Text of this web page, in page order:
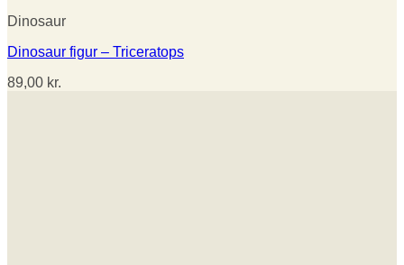
Dinosaur
Dinosaur figur – Triceratops
89,00 kr.